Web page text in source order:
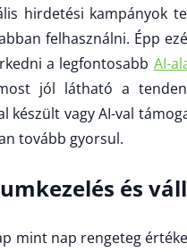
hirdetési kampányok
felhasználni. Épp
a legfontosabb AI-
jól látható a
készült vagy AI-val
tovább gyorsul.
és
mint nap rengeteg